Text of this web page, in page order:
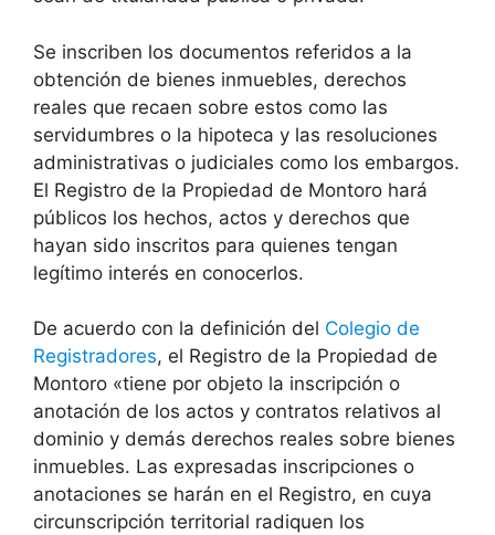
Se inscriben los documentos referidos a la
obtención de bienes inmuebles, derechos
reales que recaen sobre estos como las
servidumbres o la hipoteca y las resoluciones
administrativas o judiciales como los embargos.
El Registro de la Propiedad de Montoro hará
públicos los hechos, actos y derechos que
hayan sido inscritos para quienes tengan
legítimo interés en conocerlos.
De acuerdo con la definición del Colegio de
Registradores, el Registro de la Propiedad de
Montoro «tiene por objeto la inscripción o
anotación de los actos y contratos relativos al
dominio y demás derechos reales sobre bienes
inmuebles. Las expresadas inscripciones o
anotaciones se harán en el Registro, en cuya
circunscripción territorial radiquen los